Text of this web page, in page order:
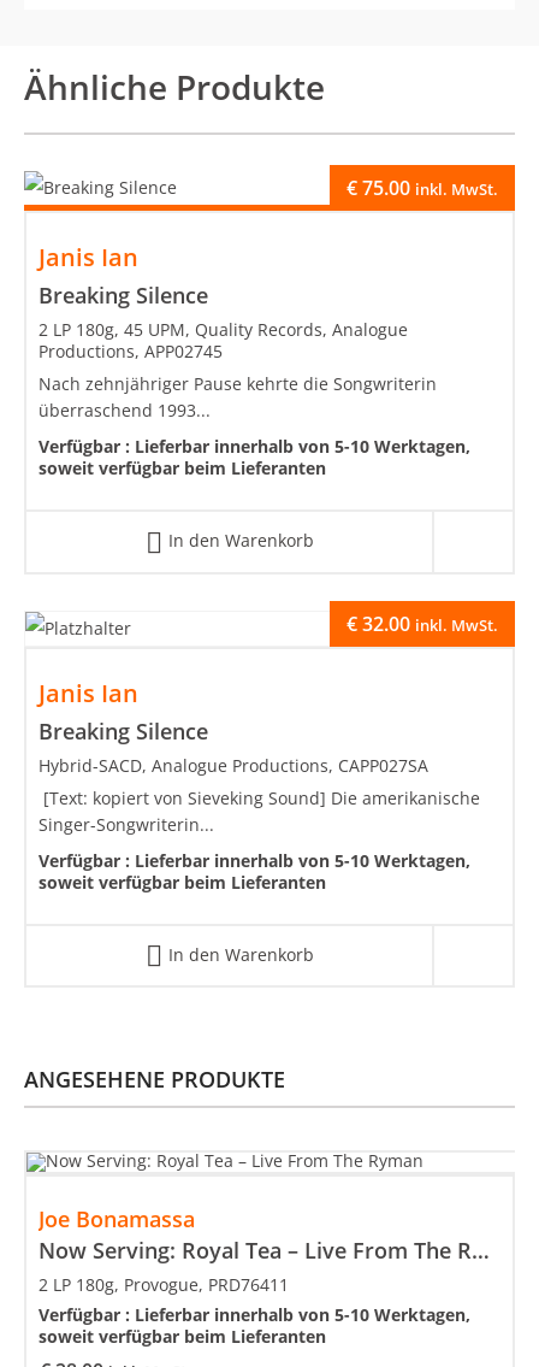
Ähnliche Produkte
Janis Ian
Breaking Silence
€75.00 inkl. MwSt.
2 LP 180g, 45 UPM, Quality Records, Analogue
Productions, APP02745
Nach zehnjähriger Pause kehrte die Songwriterin
überraschend 1993...
Verfügbar : Lieferbar innerhalb von 5-10 Werktagen,
soweit verfügbar beim Lieferanten
In den Warenkorb
Janis Ian
Breaking Silence
€32.00 inkl. MwSt.
Hybrid-SACD, Analogue Productions, CAPP027SA
[Text: kopiert von Sieveking Sound] Die amerikanische
Singer-Songwriterin...
Verfügbar : Lieferbar innerhalb von 5-10 Werktagen,
soweit verfügbar beim Lieferanten
In den Warenkorb
ANGESEHENE PRODUKTE
Joe Bonamassa
Now Serving: Royal Tea – Live From The Ryman
2 LP 180g, Provogue, PRD76411
Verfügbar : Lieferbar innerhalb von 5-10 Werktagen,
soweit verfügbar beim Lieferanten